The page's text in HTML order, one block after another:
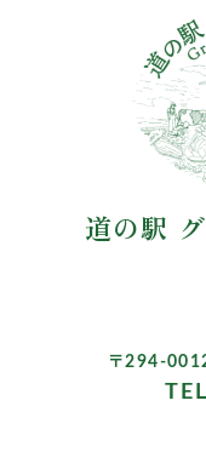
道の駅
〒294-